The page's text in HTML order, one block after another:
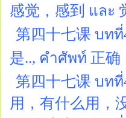
感觉，感到 และ
第四十七课 บท
是.., คำศัพท์ 正确
第四十七课 บท
用，有什么用，